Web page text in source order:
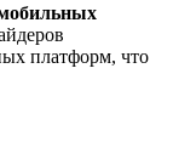
платформ, что